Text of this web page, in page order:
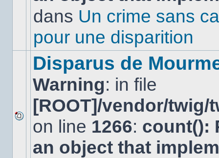
verrouillé,
vous
pouvez
pas
modifier
messages
poster
réponse.
dans Un crime sans
pour une disparition
Aucun
nouveau
message
non-
Disparus de
Warning: in file
[ROOT]/vendor/
on line 1266: count():
an object that